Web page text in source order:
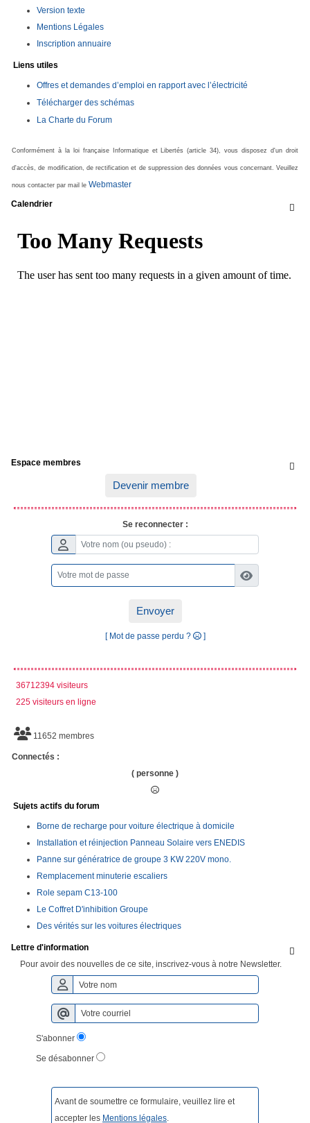
Version texte
Mentions Légales
Inscription annuaire
Liens utiles
Offres et demandes d’emploi en rapport avec l’électricité
Télécharger des schémas
La Charte du Forum
Conformément à la loi française Informatique et Libertés (article 34), vous disposez d'un droit
d'accès, de modification, de rectification et de suppression des données vous concernant. Veuillez
nous contacter par mail le Webmaster

Calendrier

Espace membres
Devenir membre
Se reconnecter :
Envoyer
[ Mot de passe perdu ? ]
36712394 visiteurs
225 visiteurs en ligne
11652 membres
Connectés :
( personne )
Sujets actifs du forum
Borne de recharge pour voiture électrique à domicile
Installation et réinjection Panneau Solaire vers ENEDIS
Panne sur génératrice de groupe 3 KW 220V mono.
Remplacement minuterie escaliers
Role sepam C13-100
Le Coffret D'inhibition Groupe
Des vérités sur les voitures électriques

Lettre d'information
Pour avoir des nouvelles de ce site, inscrivez-vous à notre Newsletter.
S'abonner
Se désabonner
Avant de soumettre ce formulaire, veuillez lire et
accepter les Mentions légales.